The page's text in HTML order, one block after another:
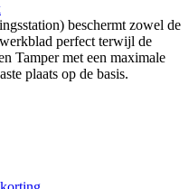
beschermt zowel de
perfect terwijl de
Tamper met een maximale
plaats op de basis.